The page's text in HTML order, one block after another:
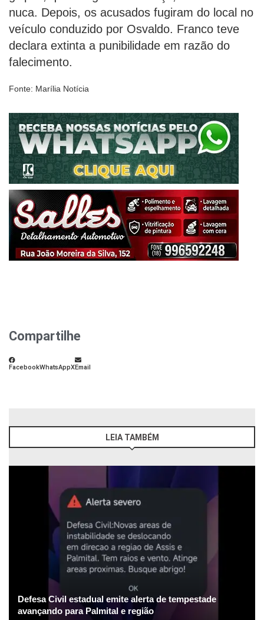
nuca. Depois, os acusados fugiram do local no
veículo conduzido por Osvaldo. Franco teve
declara extinta a punibilidade em razão do
falecimento.
Fonte: Marília Notícia
Compartilhe
FacebookWhatsAppXEmail
LEIA TAMBÉM
Defesa Civil estadual emite alerta de tempestade
avançando para Palmital e região